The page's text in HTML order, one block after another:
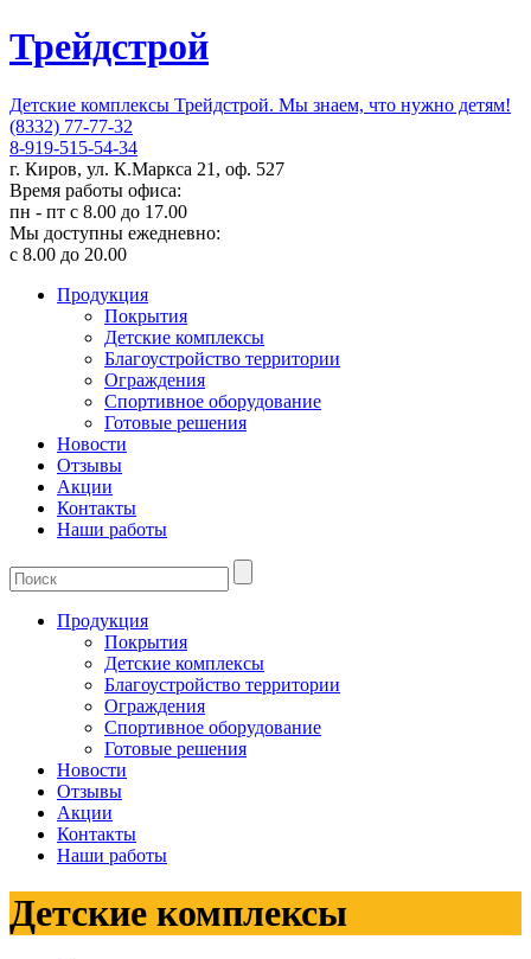
Трейдстрой
Детские комплексы Трейдстрой. Мы знаем, что нужно детям!
(8332) 77-77-32
8-919-515-54-34
г. Киров, ул. К.Маркса 21, оф. 527
Время работы офиса:
пн - пт с 8.00 до 17.00
Мы доступны ежедневно:
с 8.00 до 20.00
Продукция
Покрытия
Детские комплексы
Благоустройство территории
Ограждения
Спортивное оборудование
Готовые решения
Новости
Отзывы
Акции
Контакты
Наши работы
Продукция
Покрытия
Детские комплексы
Благоустройство территории
Ограждения
Спортивное оборудование
Готовые решения
Новости
Отзывы
Акции
Контакты
Наши работы
Детские комплексы